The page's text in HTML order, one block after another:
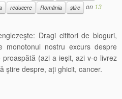
reducere România știre on 13
Dragi cititori de bloguri,
nostru excurs despre
(azi a ieşit, azi v-o livrez
ştire despre, ați ghicit, cancer.